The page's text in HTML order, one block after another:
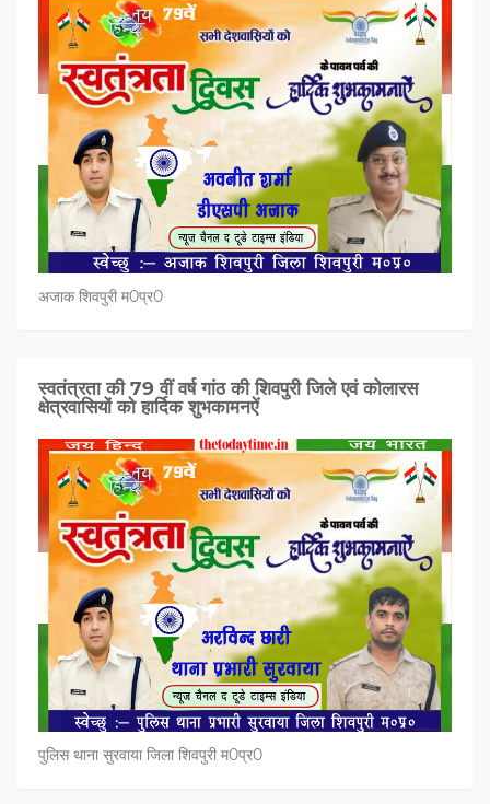
अजाक शिवपुरी म0प्र0
स्वतंत्रता की 79 वीं वर्ष गांठ की शिवपुरी जिले एवं कोलारस
क्षेत्रवासियों को हार्दिक शुभकामनऐं
पुलिस थाना सुरवाया जिला शिवपुरी म0प्र0